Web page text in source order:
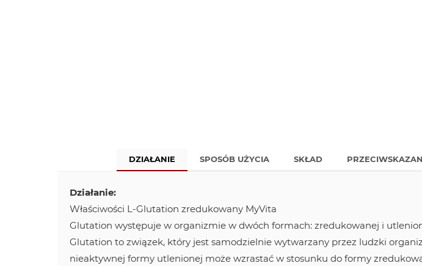
DZIAŁANIE SPOSÓB UŻYCIA SKŁAD
Działanie:
Właściwości L-Glutation zredukowany MyVita
Glutation występuje w organizmie w dwóch formach: zredukowanej i
Glutation to związek, który jest samodzielnie wytwarzany przez ludzki
nieaktywnej formy utlenionej może wzrastać w stosunku do formy